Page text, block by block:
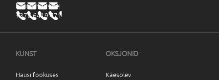
haus@haus.ee
+372 6419 471
KUNST
Hausi fookuses
OKSJONID
Käesolev